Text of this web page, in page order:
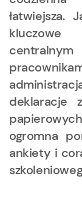
łatwiejsza.
kluczowe
deklaracje
ogromna
ankiety i